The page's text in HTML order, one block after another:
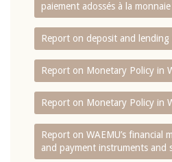
paiement adossés à la
Report on deposit and lending
Report on Monetary Policy in
Report on Monetary Policy in
Report on WAEMU’s financial
and payment instruments and